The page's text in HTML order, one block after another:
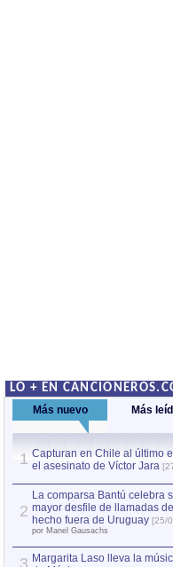
LO + EN
Más nuevo Más
1 Capturan en Chile al último
el asesinato de Víctor Jara
2
La comparsa Bantú celebra
mayor desfile de llamadas
hecho fuera de Uruguay [25/
por Manel Gausachs
3 Margarita Laso lleva la